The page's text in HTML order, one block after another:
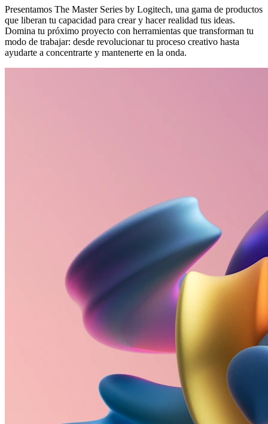
Presentamos The Master Series by Logitech, una gama de productos
que liberan tu capacidad para crear y hacer realidad tus ideas.
Domina tu próximo proyecto con herramientas que transforman tu
modo de trabajar: desde revolucionar tu proceso creativo hasta
ayudarte a concentrarte y mantenerte en la onda.